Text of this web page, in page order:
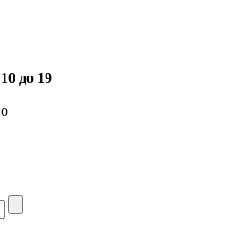
до 19